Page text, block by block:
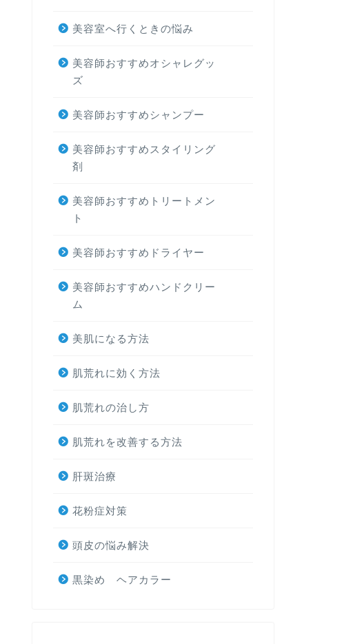
美容室へ行くときの悩み
美容師おすすめオシャレグッ
ズ
美容師おすすめシャンプー
美容師おすすめスタイリング
剤
美容師おすすめトリートメン
ト
美容師おすすめドライヤー
美容師おすすめハンドクリー
ム
美肌になる方法
肌荒れに効く方法
肌荒れの治し方
肌荒れを改善する方法
肝斑治療
花粉症対策
頭皮の悩み解決
黒染め ヘアカラー